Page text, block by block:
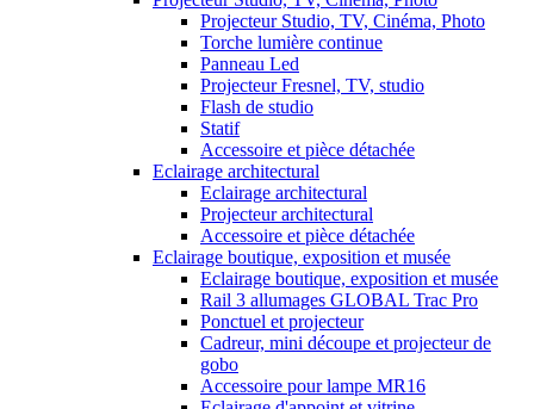
Projecteur Studio, TV, Cinéma, Photo
Torche lumière continue
Panneau Led
Projecteur Fresnel, TV, studio
Flash de studio
Statif
Accessoire et pièce détachée
Eclairage architectural
Eclairage architectural
Projecteur architectural
Accessoire et pièce détachée
Eclairage boutique, exposition et musée
Eclairage boutique, exposition et musée
Rail 3 allumages GLOBAL Trac Pro
Ponctuel et projecteur
Cadreur, mini découpe et projecteur de
gobo
Accessoire pour lampe MR16